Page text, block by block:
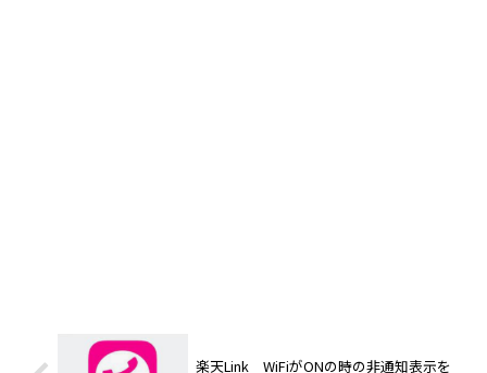
楽天Link WiFiがONの時の非通知表示を